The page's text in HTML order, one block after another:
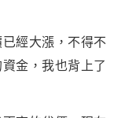
經大漲，不得不
金，我也背上了